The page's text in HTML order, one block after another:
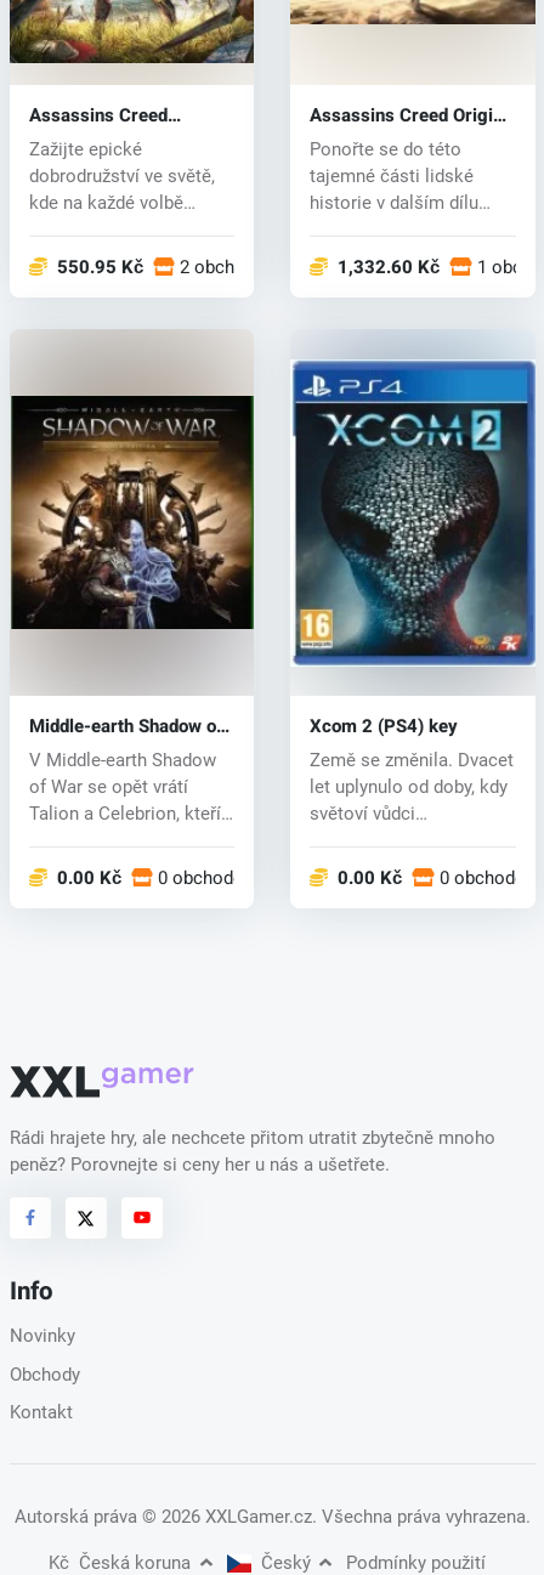
Assassins Creed
Odyssey (PS4) key
Zažijte epické
dobrodružství ve světě,
kde na každé volbě
550.95 Kč 2 obchodech
Assassins Creed Origins
(PS4) key
Ponořte se do této
tajemné části lidské
historie v dalším dílu
1,332.60 Kč 1
Middle-earth Shadow of
War (PS4) key
V Middle-earth Shadow
of War se opět vrátí
Talion a Celebrion, kteří
0.00 Kč 0 obchodech
Xcom 2 (PS4) key
Země se změnila. Dvacet
let uplynulo od doby, kdy
světoví vůdci
0.00 Kč 0 obchodech
Rádi hrajete hry, ale nechcete přitom utratit zbytečně mnoho
peněz? Porovnejte si ceny her u nás a ušetřete.
Info
Novinky
Obchody
Kontakt
Autorská práva © 2026 XXLGamer.cz. Všechna práva vyhrazena.
Kč Česká koruna Český Podmínky použití